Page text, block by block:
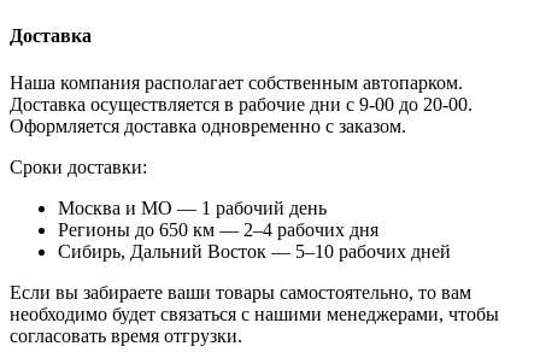
Доставка
Наша компания располагает собственным автопарком.
Доставка осуществляется в рабочие дни с 9-00 до 20-00.
Оформляется доставка одновременно с заказом.
Сроки доставки:
Москва и МО — 1 рабочий день
Регионы до 650 км — 2–4 рабочих дня
Сибирь, Дальний Восток — 5–10 рабочих дней
Если вы забираете ваши товары самостоятельно, то вам
необходимо будет связаться с нашими менеджерами, чтобы
согласовать время отгрузки.